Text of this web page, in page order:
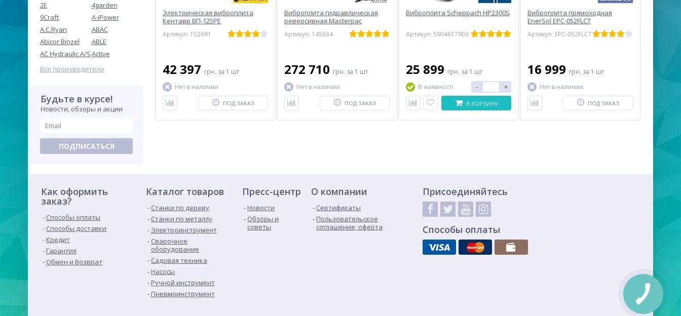
2E
4garden
9Craft
A-iPower
A.C.Ryan
ABAC
Abicor Binzel
ABLE
AC Hydraulic A/SActive
Все производители
Будьте в курсе!
Новости, обзоры и акции
ПОДПИСАТЬСЯ
Электрическая виброплита
Кентавр ВП-125РЕ
Артикул: 152691
42 397 грн. за 1 шт
Нет в наличии
ПОД ЗАКАЗ
Виброплита гидравлическая
реверсивная Masterpac
Артикул: 145634
272 710 грн. за 1 шт
Нет в наличии
ПОД ЗАКАЗ
Виброплита Scheppach HP2300S
Артикул: 5904617903
25 899 грн. за 1 шт
В наявності
- +
В КОРЗИНУ
Виброплита прямоходная
EnerSol EPC-052FLCT
Артикул: EPC-052FLCT
16 999 грн. за 1 шт
Нет в наличии
ПОД ЗАКАЗ
Как оформить
заказ?
Способы оплаты
Способы доставки
Кредит
Гарантия
Обмен и Возврат
Каталог товаров
Станки по дереву
Станки по металлу
Электроинструмент
Сварочное
оборудование
Садовая техника
Насосы
Ручной инструмент
Пневмоинструмент
Пресс-центр
Новости
Обзоры и
советы
О компании
Сертификаты
Пользовательское
соглашение, оферта
Присоединяйтесь
Способы оплаты